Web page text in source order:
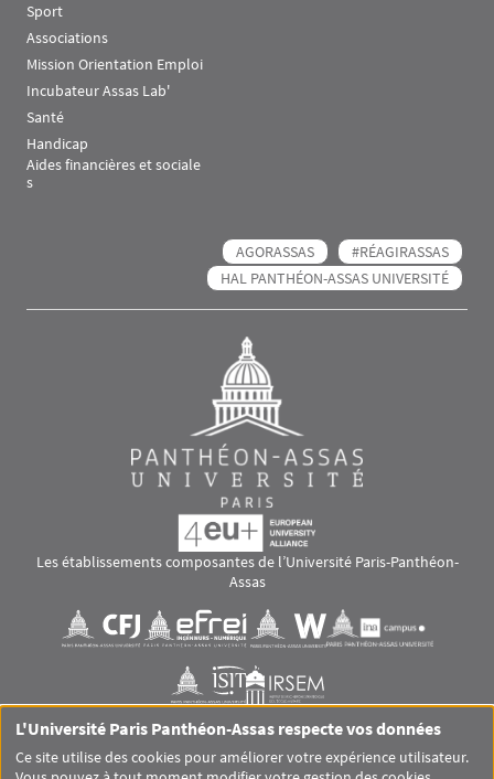
Sport
Associations
Mission Orientation Emploi
Incubateur Assas Lab'
Santé
Handicap
Aides financières et sociale
s
AGORASSAS
#RÉAGIRASSAS
HAL PANTHÉON-ASSAS UNIVERSITÉ
Les établissements composantes de l’Université Paris-Panthéon-
Assas
Visuel svgVisuel svg Visuel svgVisuel svg
Visuel svgVisuel svg
RS footer
L'Université Paris Panthéon-Assas respecte vos données
Ce site utilise des cookies pour améliorer votre expérience utilisateur.